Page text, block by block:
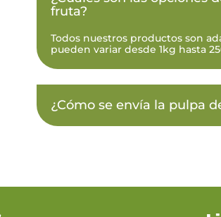
fruta?
Todos nuestros productos son
pueden variar desde 1kg hasta
¿Cómo se envía la pulpa